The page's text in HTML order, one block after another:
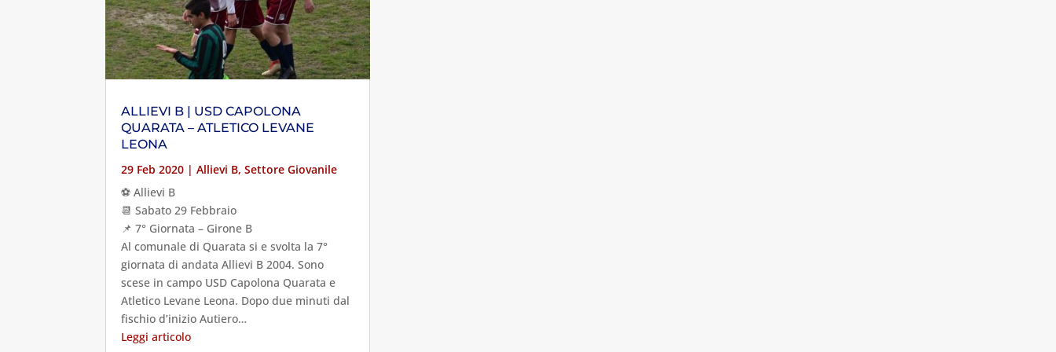
ALLIEVI B | USD CAPOLONA
QUARATA – ATLETICO LEVANE
LEONA
29 Feb 2020 |Allievi B,Settore Giovanile
⚽️ Allievi B
📆 Sabato 29 Febbraio
📌 7° Giornata – Girone B
Al comunale di Quarata si e svolta la 7°
giornata di andata Allievi B 2004. Sono
scese in campo USD Capolona Quarata e
Atletico Levane Leona. Dopo due minuti dal
fischio d’inizio Autiero…
Leggi articolo